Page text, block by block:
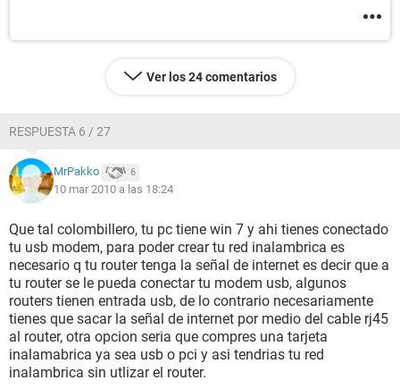
Ver los 24 comentarios
RESPUESTA 6 / 27
MrPakko 6
10 mar 2010 a las 18:24
Que tal colombillero, tu pc tiene win 7 y ahi tienes conectado
tu usb modem, para poder crear tu red inalambrica es
necesario q tu router tenga la señal de internet es decir que a
tu router se le pueda conectar tu modem usb, algunos
routers tienen entrada usb, de lo contrario necesariamente
tienes que sacar la señal de internet por medio del cable rj45
al router, otra opcion seria que compres una tarjeta
inalamabrica ya sea usb o pci y asi tendrias tu red
inalambrica sin utlizar el router.